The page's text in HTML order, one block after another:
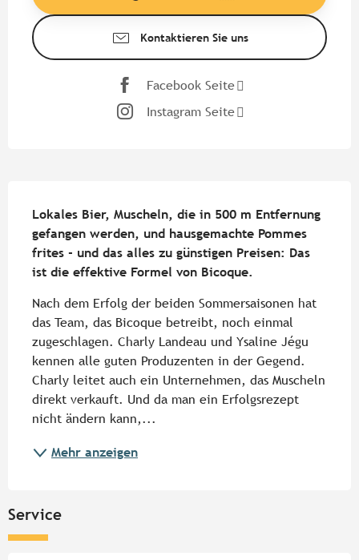
Kontaktieren Sie uns
Facebook Seite
Instagram Seite
Lokales Bier, Muscheln, die in 500 m Entfernung
gefangen werden, und hausgemachte Pommes
frites - und das alles zu günstigen Preisen: Das
ist die effektive Formel von Bicoque.
Nach dem Erfolg der beiden Sommersaisonen hat
das Team, das Bicoque betreibt, noch einmal
zugeschlagen. Charly Landeau und Ysaline Jégu
kennen alle guten Produzenten in der Gegend.
Charly leitet auch ein Unternehmen, das Muscheln
direkt verkauft. Und da man ein Erfolgsrezept
nicht ändern kann,...
Mehr anzeigen
Service